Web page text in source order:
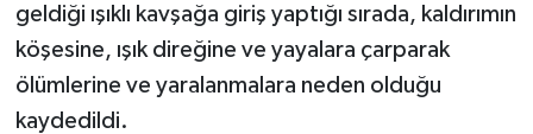
geldiği ışıklı kavşağa giriş yaptığı sırada, kaldırımın
köşesine, ışık direğine ve yayalara çarparak
ölümlerine ve yaralanmalara neden olduğu
kaydedildi.